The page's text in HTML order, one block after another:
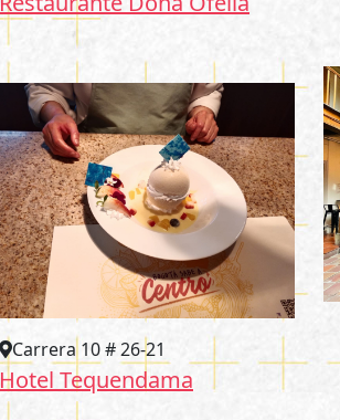
Carrera 10 # 26-21
Hotel Tequendama